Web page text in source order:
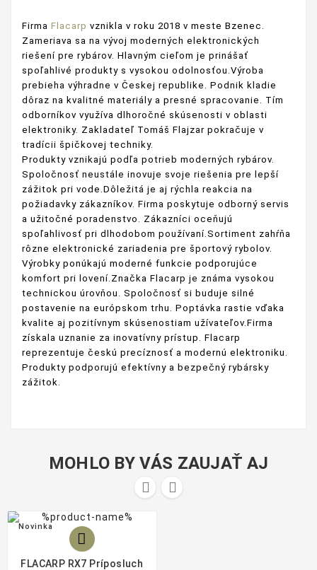
Firma Flacarp vznikla v roku 2018 v meste Bzenec.
Zameriava sa na vývoj moderných elektronických
riešení pre rybárov. Hlavným cieľom je prinášať
spoľahlivé produkty s vysokou odolnosťou.Výroba
prebieha výhradne v Českej republike. Podnik kladie
dôraz na kvalitné materiály a presné spracovanie. Tím
odborníkov využíva dlhoročné skúsenosti v oblasti
elektroniky. Zakladateľ Tomáš Flajzar pokračuje v
tradícii špičkovej techniky.
Produkty vznikajú podľa potrieb moderných rybárov.
Spoločnosť neustále inovuje svoje riešenia pre lepší
zážitok pri vode.Dôležitá je aj rýchla reakcia na
požiadavky zákazníkov. Firma poskytuje odborný servis
a užitočné poradenstvo. Zákazníci oceňujú
spoľahlivosť pri dlhodobom používaní.Sortiment zahŕňa
rôzne elektronické zariadenia pre športový rybolov.
Výrobky ponúkajú moderné funkcie podporujúce
komfort pri lovení.Značka Flacarp je známa vysokou
technickou úrovňou. Spoločnosť si buduje silné
postavenie na európskom trhu. Poptávka rastie vďaka
kvalite aj pozitívnym skúsenostiam užívateľov.Firma
získala uznanie za inovatívny prístup. Flacarp
reprezentuje českú precíznosť a modernú elektroniku.
Produkty podporujú efektívny a bezpečný rybársky
zážitok.
MOHLO BY VÁS ZAUJAŤ AJ
 
Novinka

FLACARP RX7 Príposluch